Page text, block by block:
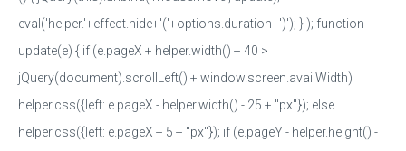
eval('helper.'+effect.hide+'('+options.duration+')'); } ); function
update(e) { if (e.pageX + helper.width() + 40 >
jQuery(document).scrollLeft() + window.screen.availWidth)
helper.css({left: e.pageX - helper.width() - 25 + "px"}); else
helper.css({left: e.pageX + 5 + "px"}); if (e.pageY - helper.height() -